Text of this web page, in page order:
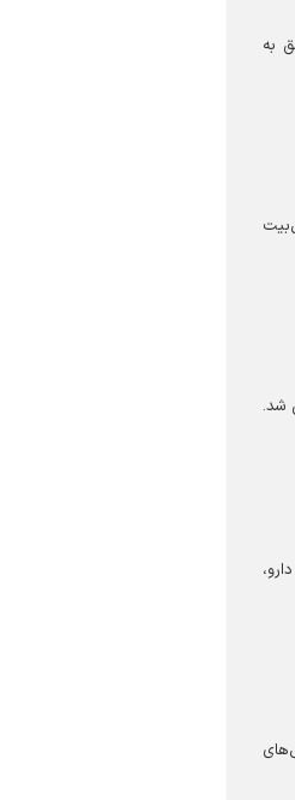
۵۰۰ لقمه نذری، عشق به
شد.
برای تأمین دارو،